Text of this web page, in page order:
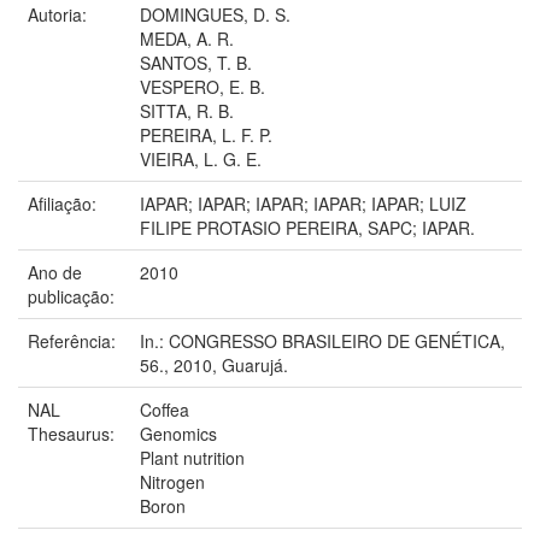
Autoria:
DOMINGUES, D. S.
MEDA, A. R.
SANTOS, T. B.
VESPERO, E. B.
SITTA, R. B.
PEREIRA, L. F. P.
VIEIRA, L. G. E.
Afiliação:
IAPAR; IAPAR; IAPAR; IAPAR; IAPAR; LUIZ
FILIPE PROTASIO PEREIRA, SAPC; IAPAR.
Ano de
publicação:
2010
Referência:
In.: CONGRESSO BRASILEIRO DE GENÉTICA,
56., 2010, Guarujá.
NAL
Thesaurus:
Coffea
Genomics
Plant nutrition
Nitrogen
Boron